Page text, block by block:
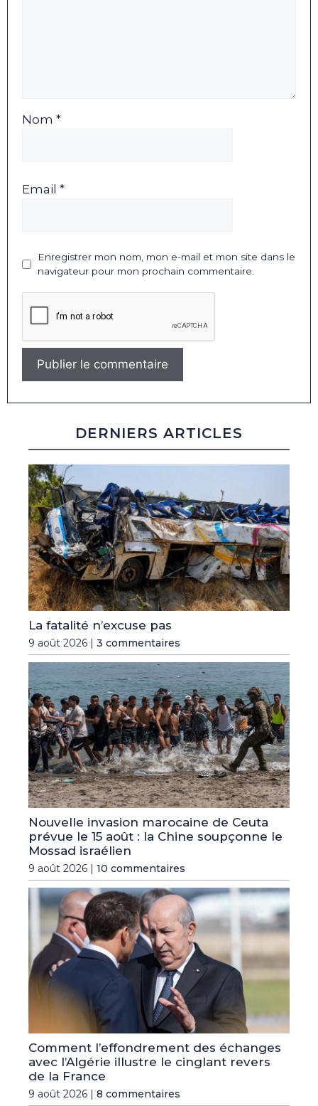
Nom *
Email *
Enregistrer mon nom, mon e-mail et mon site dans le
navigateur pour mon prochain commentaire.
DERNIERS ARTICLES
La fatalité n’excuse pas
9 août 2026 | 3 commentaires
Nouvelle invasion marocaine de Ceuta
prévue le 15 août : la Chine soupçonne le
Mossad israélien
9 août 2026 | 10 commentaires
Comment l’effondrement des échanges
avec l’Algérie illustre le cinglant revers
de la France
9 août 2026 | 8 commentaires